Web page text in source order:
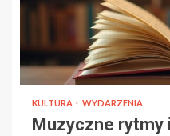
KULTURA WYDARZENIA
Muzyczne rytmy